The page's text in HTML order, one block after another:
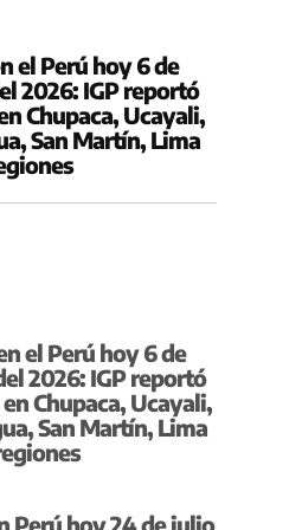
el Perú hoy 6 de
2026: IGP reportó
Chupaca, Ucayali,
San Martín, Lima
el Perú hoy 6 de
2026: IGP reportó
Chupaca, Ucayali,
San Martín, Lima
Perú hoy 24 de julio